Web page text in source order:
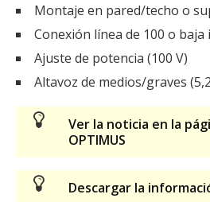
Montaje en pared/techo o
Conexión línea de 100 o baja
Ajuste de potencia (100 V)
Altavoz de medios/graves
Ver la noticia en la
OPTIMUS
Descargar la